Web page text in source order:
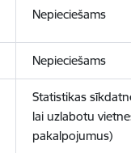
Nepieciešams
Nepieciešams
Statistikas
lai uzlabotu
pakalpojumus)